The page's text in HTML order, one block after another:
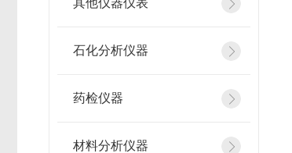
其他仪器仪表
石化分析仪器
药检仪器
材料分析仪器